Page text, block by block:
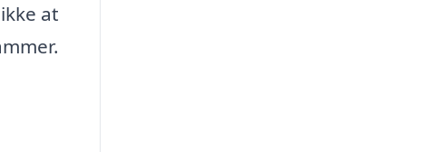
at